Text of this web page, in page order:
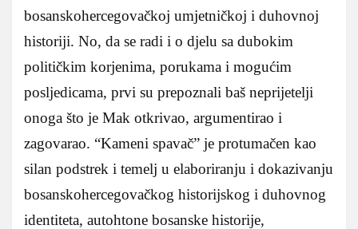
bosanskohercegovačkoj umjetničkoj i duhovnoj
historiji. No, da se radi i o djelu sa dubokim
političkim korjenima, porukama i mogućim
posljedicama, prvi su prepoznali baš neprijetelji
onoga što je Mak otkrivao, argumentirao i
zagovarao. “Kameni spavač” je protumačen kao
silan podstrek i temelj u elaboriranju i dokazivanju
bosanskohercegovačkog historijskog i duhovnog
identiteta, autohtone bosanske historije,